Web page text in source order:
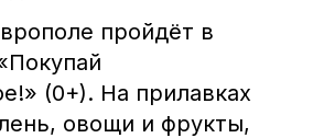
пройдёт в
(0+). На прилавках
овощи и фрукты,